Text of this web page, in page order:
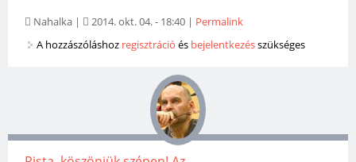
Nahalka | 2014. okt. 04. - 18:40 | Permalink
A hozzászóláshoz regisztráció és bejelentkezésszükséges